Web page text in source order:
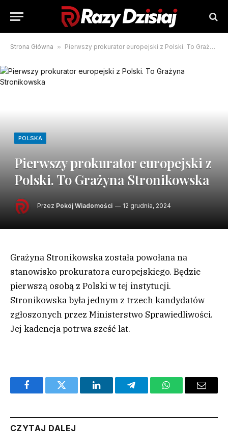
Strona Główna » Pierwszy prokurator europejski z Polski. To Grażyna Stronikowska
POLSKA
Pierwszy prokurator europejski z
Polski. To Grażyna Stronikowska
Przez Pokój Wiadomości 12 grudnia, 2024
Grażyna Stronikowska została powołana na
stanowisko prokuratora europejskiego. Będzie
pierwszą osobą z Polski w tej instytucji.
Stronikowska była jednym z trzech kandydatów
zgłoszonych przez Ministerstwo Sprawiedliwości.
Jej kadencja potrwa sześć lat.
FacebookTwitter LinkedInTelegramWhatsAppEmail
CZYTAJ DALEJ